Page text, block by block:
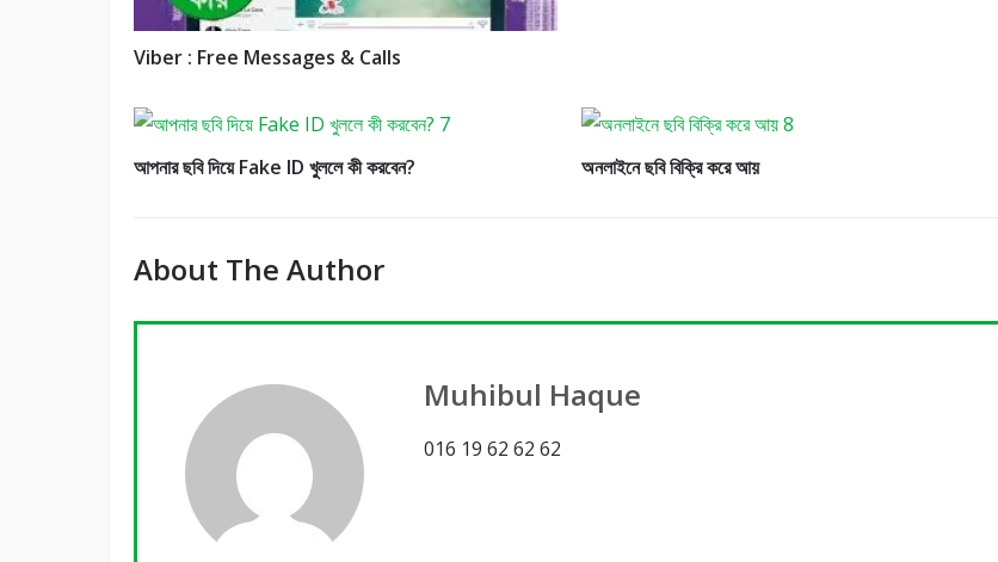
Viber : Free Messages & Calls
আপনার ছবি দিয়ে Fake ID খুললে কী করবেন? অনলাইনে ছবি বিক্রি করে আয়
About The Author
Muhibul Haque
016 19 62 62 62